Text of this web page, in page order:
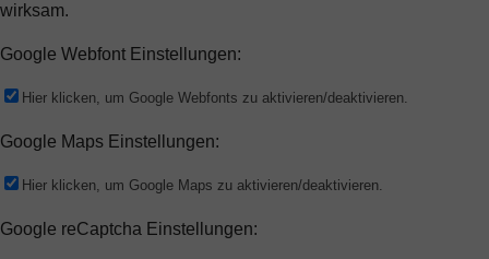
wirksam.
Google Webfont Einstellungen:
Hier klicken, um Google Webfonts zu aktivieren/deaktivieren.
Google Maps Einstellungen:
Hier klicken, um Google Maps zu aktivieren/deaktivieren.
Google reCaptcha Einstellungen: